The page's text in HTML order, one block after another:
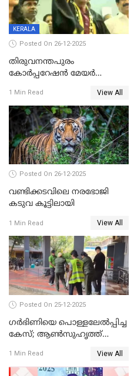
KERALA
Posted On 26-12-2025
തിരുവനന്തപുരം
കോര്‍പ്പറേഷന്‍ മേയര്‍
ഹൈക്കോടതിയിലേക്ക്;
സത്യപ്രതിജ്ഞ ചടങ്ങില്‍
ചട്ടലംഘനമെന്ന് പാർട്ടി
1 Min Read View All
Posted On 26-12-2025
വണ്ടിക്കടവിലെ നരഭോജി
കടുവ കൂട്ടിലായി
1 Min Read View All
Posted On 25-12-2025
ഗര്‍ഭിണിയെ പൊള്ളലേല്‍പ്പിച്ച
കേസ്; ആണ്‍സുഹൃത്ത്
1 Min Read View All